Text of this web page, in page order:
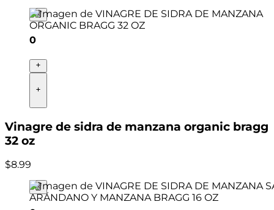
0
Vinagre de sidra de manzana organic bragg
32 oz
$8.99